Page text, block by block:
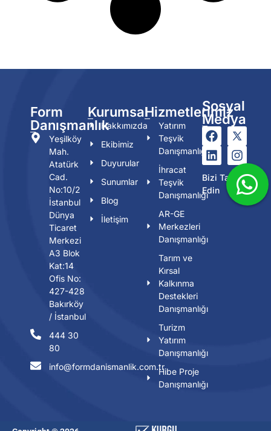
Form
Danışmanlık
Yeşilköy
Mah.
Atatürk
Cad.
No:10/2
İstanbul
Dünya
Ticaret
Merkezi
A3 Blok
Kat:14
Ofis No:
427-428
Bakırköy
/ İstanbul
444 30
80
info@formdanismanlik.com.tr
Kurumsal
Hakkımızda
Ekibimiz
Duyurular
Sunumlar
Blog
İletişim
Hizmetlerimiz
Yatırım
Teşvik
Danışmanlığı
İhracat
Teşvik
Danışmanlığı
AR-GE
Merkezleri
Danışmanlığı
Tarım ve
Kırsal
Kalkınma
Destekleri
Danışmanlığı
Turizm
Yatırım
Danışmanlığı
Hibe Proje
Danışmanlığı
Sosyal
Medya
Bizi Takip
Edin